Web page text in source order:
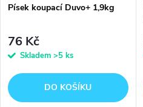
Písek koupací Duvo+ 1,9kg
76 Kč
Skladem >5 ks
DO KOŠÍKU